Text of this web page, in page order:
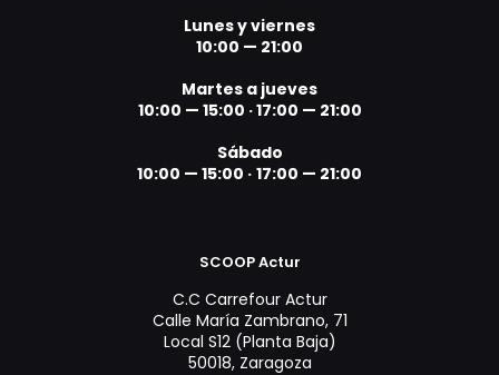
Lunes y viernes
10:00 — 21:00
Martes a jueves
10:00 — 15:00 ·17:00 — 21:00
Sábado
10:00 — 15:00 · 17:00 — 21:00
SCOOP Actur
C.C Carrefour Actur
Calle María Zambrano, 71
Local S12 (Planta Baja)
50018, Zaragoza